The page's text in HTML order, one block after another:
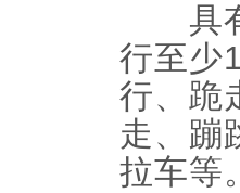
具有
行至少
行、跪
走、蹦
拉车等。